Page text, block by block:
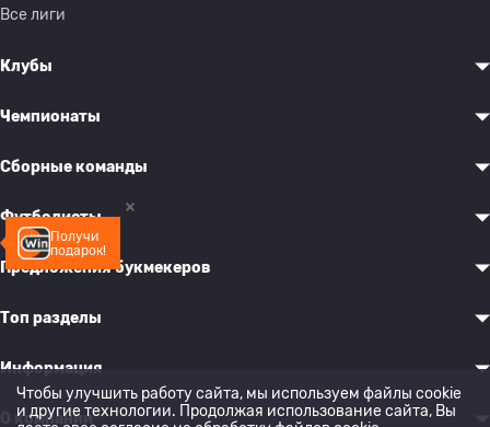
Получи
подарок!
Все лиги
Клубы
Чемпионаты
Сборные команды
Футболисты
Предложения букмекеров
Топ разделы
Информация
О компании
Чтобы улучшить работу сайта, мы используем файлы cookie
и другие технологии. Продолжая использование сайта, Вы